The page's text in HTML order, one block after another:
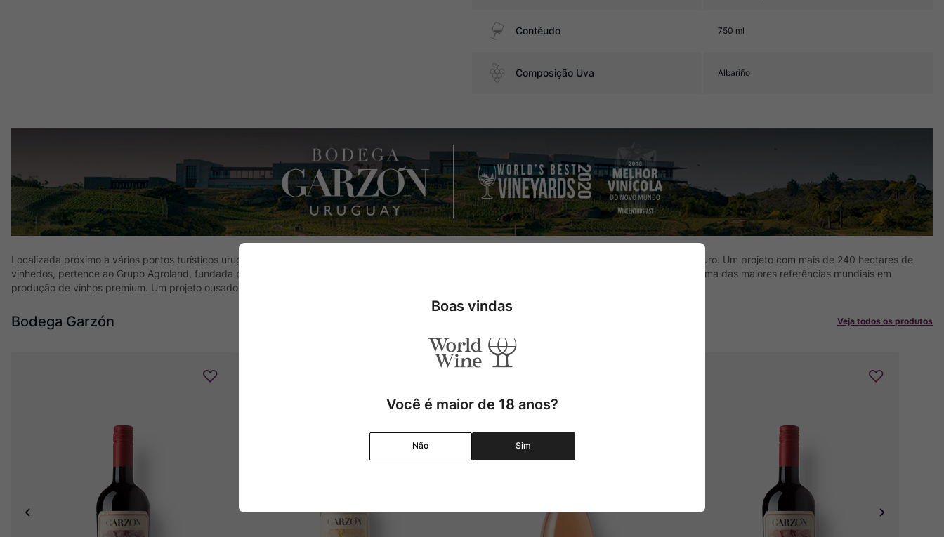
Contéudo 750 ml
Composição Uva Albariño
Localizada próximo a vários pontos turísticos uruguaios, como Punta del Este e La Barra, a Bodega Garzon é a combinação perfeita entre história e futuro. Um projeto com mais de 240 hectares de
vinhedos, pertence ao Grupo Agroland, fundada pelo argentino Alejandro Bulgheroni. Os vinhos são elaborados sob a consultoria de Alberto Antonini, uma das maiores referências mundiais em
produção de vinhos premium. Um projeto ousado, capaz de posicionar o Uruguai no mapa mundial do vinho!
Bodega Garzón Veja todos os produtos
Boas vindas
Você é maior de 18 anos?
Não Sim